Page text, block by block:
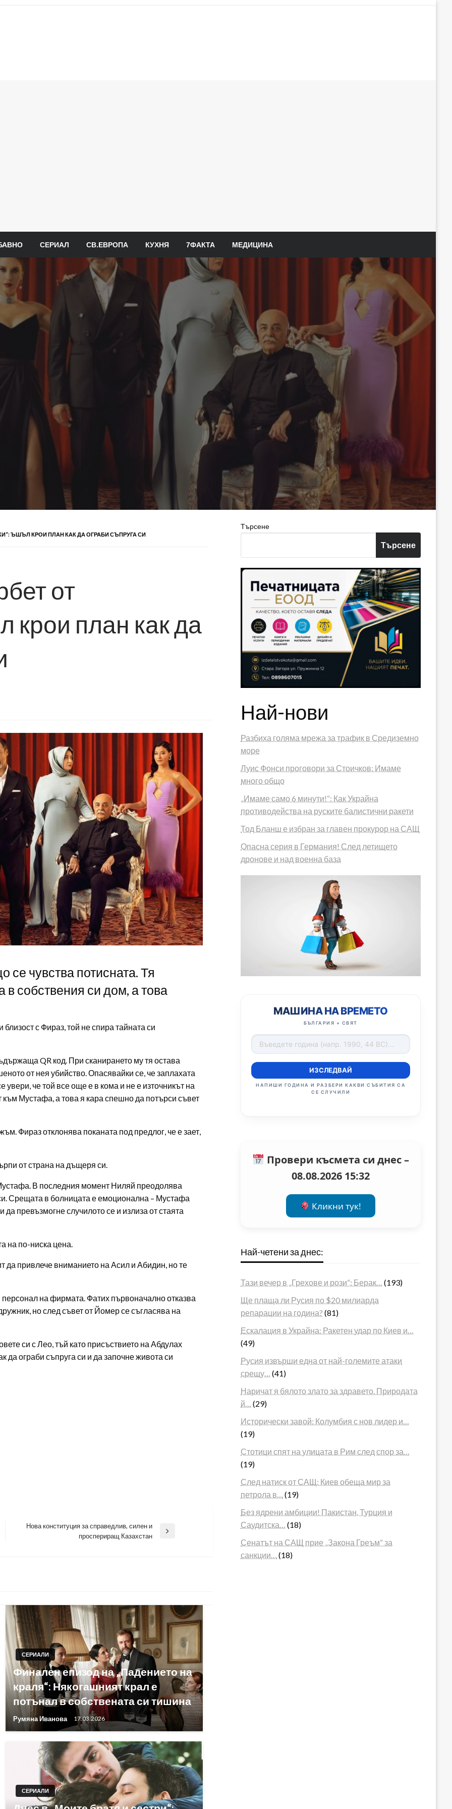
СЕРИАЛ СВ.ЕВРОПА КУХНЯ 7ФАКТА МЕДИЦИНА
ЪШЪЛ КРОИ ПЛАН КАК ДА ОГРАБИ СЪПРУГА СИ
от
крои план как да
се чувства потисната. Тя
в собствения си дом, а това
с Фираз, той не спира тайната си
QR код. При сканирането му тя остава
от нея убийство. Опасявайки се, че заплахата
увери, че той все още е в кома и не е източникът на
Мустафа, а това я кара спешно да потърси съвет
Фираз отклонява поканата под предлог, че е зает,
от страна на дъщеря си.
В последния момент Ниляй преодолява
Срещата в болницата е емоционална – Мустафа
превъзмогне случилото се и излиза от стаята
на по-ниска цена.
да привлече вниманието на Асил и Абидин, но те
на фирмата. Фатих първоначално отказва
но след съвет от Йомер се съгласява на
си с Лео, тъй като присъствието на Абдулах
да ограби съпруга си и да започне живота си
Нова конституция за справедлив, силен и
проспериращ Казахстан
СЕРИАЛИ
Финален епизод на „Падението на
краля“: Някогашният крал е
потънал в собствената си тишина
Румяна Иванова 17.03.2026
СЕРИАЛИ
Търсене
Търсене
Най-нови
Разбиха голяма мрежа за трафик в Средиземно
море
Луис Фонси проговори за Стоичков: Имаме
много общо
„Имаме само 6 минути!“: Как Украйна
противодейства на руските балистични ракети
Тод Бланш е избран за главен прокурор на САЩ
Опасна серия в Германия! След летището
дронове и над военна база
МАШИНА НА ВРЕМЕТО
БЪЛГАРИЯ + СВЯТ
ИЗСЛЕДВАЙ
НАПИШИ ГОДИНА И РАЗБЕРИ КАКВИ СЪБИТИЯ СА
СЕ СЛУЧИЛИ
Провери късмета си днес –
08.08.2026 15:32
Кликни тук!
Най-четени за днес:
Тази вечер в „Грехове и рози“: Берак…
(193)
Ще плаща ли Русия по $20 милиарда
репарации на година? (81)
Ескалация в Украйна: Ракетен удар по Киев и…
(49)
Русия извърши една от най-големите атаки
срещу…
(41)
Наричат я бялото злато за здравето. Природата
й…
(29)
Исторически завой: Колумбия с нов лидер и…
(19)
Стотици спят на улицата в Рим след спор за…
(19)
След натиск от САЩ: Киев обеща мир за
петрола в…
(19)
Без ядрени амбиции! Пакистан, Турция и
Саудитска…
(18)
Сенатът на САЩ прие „Закона Греъм“ за
санкции…
(18)